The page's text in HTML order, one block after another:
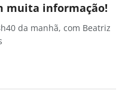
muita informação!
da manhã, com Beatriz